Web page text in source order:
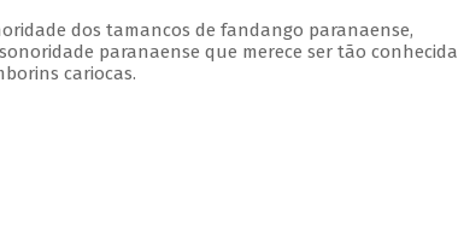
dos tamancos de fandango paranaense,
paranaense que merece ser tão conhecida
cariocas.